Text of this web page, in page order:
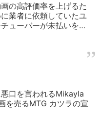
の高評価率を上げるた
業者に依頼していたユ
ューバーが未払いを暴
口を言われるMikayla
を売るMTG カツラの宣